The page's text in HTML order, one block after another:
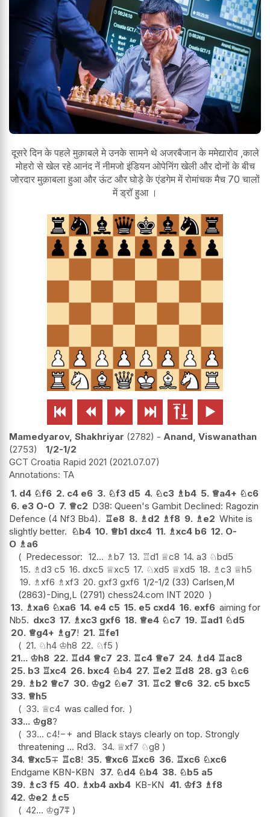
दूसरे दिन के पहले मुक़ाबले मे उनके सामने थे अजरबैजान के ममेद्यारोव ,काले
मोहरो से खेल रहे आनंद नें नीमजो इंडियन ओपेनिंग खेली और दोनों के बीच
जोरदार मुक़ाबला हुआ और ऊंट और घोड़े के एंडगेम में रोमांचक मैच 70 चालों
में ड्रॉ हुआ ।
     
Mamedyarov, Shakhriyar 2782 - Anand, Viswanathan
2753
1/2-1/2
GCT Croatia Rapid 2021 2021.07.07
TA
1. d4 ♘f6 2. c4 e6 3. ♘f3 d5 4. ♘c3 ♗b4 5. ♕a4+ ♘c6
6. e3 O-O 7. ♕c2 D38: Queen's Gambit Declined: Ragozin
Defence (4 Nf3 Bb4). ♖e8 8. ♗d2 ♗f8 9. ♗e2 White is
slightly better. ♘b4 10. ♕b1 dxc4 11. ♗xc4 b6 12. O-
O ♗a6
Predecessor: 12... ♗b7 13. ♖d1 ♕c8 14. a3 ♘bd5
15. ♗d3 c5 16. dxc5 ♕xc5 17. ♘xd5 ♕xd5 18. ♗c3 ♕h5
19. ♗xf6 ♗xf3 20. gxf3 gxf6 1/2-1/2 (33) Carlsen,M
(2863)-Ding,L (2791) chess24.com INT 2020
13. ♗xa6 ♘xa6 14. e4 c5 15. e5 cxd4 16. exf6 aiming for
Nb5. dxc3 17. ♗xc3 gxf6 18. ♕e4 ♘c7 19. ♖ad1 ♘d5
20. ♕g4+ ♗g7! 21. ♖fe1
21. ♘h4 ♔h8 22. ♘f5
21... ♔h8 22. ♖d4 ♕c7 23. ♖c4 ♕e7 24. ♗d4 ♖ac8
25. b3 ♖xc4 26. bxc4 ♘b4 27. ♖e2 ♖d8 28. g3 ♘c6
29. ♗b2 ♕c7 30. ♔g2 ♘e7 31. ♖c2 ♕c6 32. c5 bxc5
33. ♕h5
33. ♕c4 was called for.
33... ♔g8?
33... c4!−+ and Black stays clearly on top. Strongly
threatening ... Rd3.
34. ♕xf7 ♘g8
34. ♕xc5∓ ♖c8! 35. ♕xc6 ♖xc6 36. ♖xc6 ♘xc6
Endgame KBN-KBN
37. ♘d4 ♘b4 38. ♘b5 a5
39. ♗c3 f5 40. ♗xb4 axb4 KB-KN 41. ♔f3 ♗f8
42. ♔e2 ♗c5
42... ♔g7⩱